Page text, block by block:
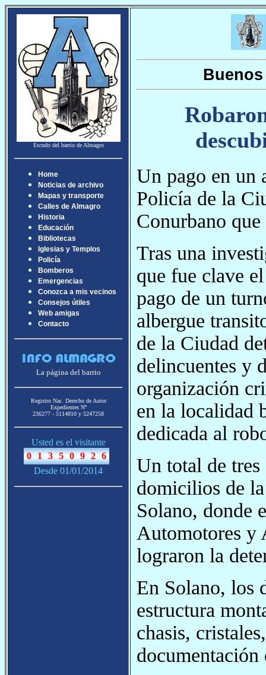
Escudo del barrio de Almagro
Home
Noticias de archivo
Mapas y transporte
Calles de Almagro
Historia
Educación
Bibliotecas
Iglesias y Templos
Policía
Bomberos
Emergencias
Conozca a mis vecinos
Consejos útiles
Web amigas
Contacto
La página del barrio
Registro Nac. Derecho de Autor
Expedientes Nª
236277 - 5114810 y 5247258
Usted es el visitante
Desde 01/01/2014
Un pago en un
Policía de la
Conurbano
Tras una
que fue clave
pago de un
albergue
de la Ciudad
delincuentes y
organización
en la localidad
dedicada al
Un total de tres
domicilios de
Solano, donde
Automotores y
lograron la
En Solano, los
estructura
chasis,